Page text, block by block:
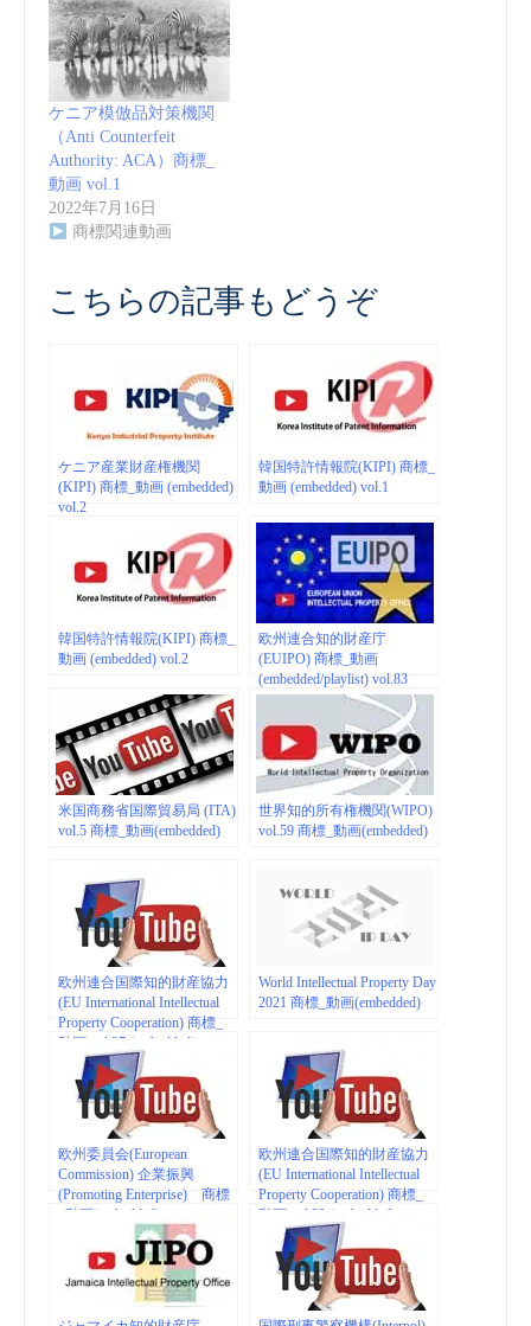
ケニア模倣品対策機関
（Anti Counterfeit
Authority: ACA）商標_
動画 vol.1
2022年7月16日
商標関連動画
こちらの記事もどうぞ
ケニア産業財産権機関
(KIPI) 商標_動画 (embedded)
vol.2
韓国特許情報院(KIPI) 商標_
動画 (embedded) vol.1
韓国特許情報院(KIPI) 商標_
動画 (embedded) vol.2
欧州連合知的財産庁
(EUIPO) 商標_動画
(embedded/playlist) vol.83
米国商務省国際貿易局 (ITA)
vol.5 商標_動画(embedded)
世界知的所有権機関(WIPO)
vol.59 商標_動画(embedded)
欧州連合国際知的財産協力
(EU International Intellectual
Property Cooperation) 商標_
動画 vol.27 (embedded)
World Intellectual Property Day
2021 商標_動画(embedded)
欧州委員会(European
Commission) 企業振興
(Promoting Enterprise) 商標
_動画(embedded)
欧州連合国際知的財産協力
(EU International Intellectual
Property Cooperation) 商標_
動画 vol.22 (embedded)